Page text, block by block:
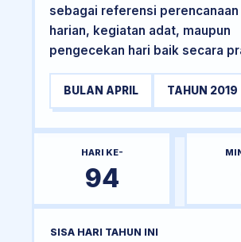
sebagai referensi perencanaan
harian, kegiatan adat, maupun
pengecekan hari baik secara
BULAN APRIL TAHUN 2019
HARI KE-
94
SISA HARI TAHUN INI